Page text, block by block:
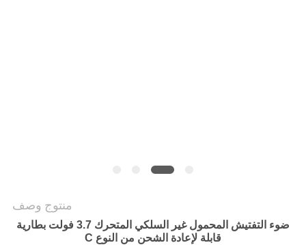
منتوج وصف
ضوء التفتيش المحمول غير السلكي المتحرك 3.7 فولت بطارية
قابلة لإعادة الشحن من النوع C